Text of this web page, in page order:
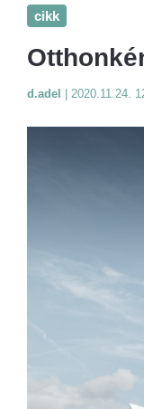
cikk
d.adel 2020.11.24.